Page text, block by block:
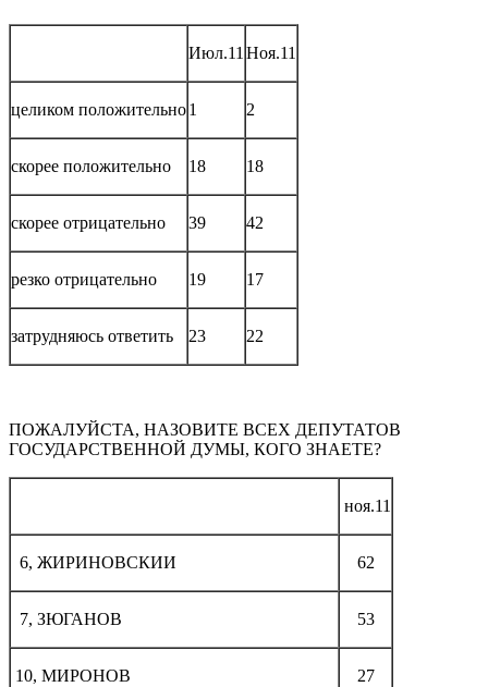
Июл.11 Ноя.11
целиком положительно1 2
скорее положительно 18 18
скорее отрицательно 39 42
резко отрицательно 19 17
затрудняюсь ответить 23 22
ПОЖАЛУЙСТА, НАЗОВИТЕ ВСЕХ ДЕПУТАТОВ
ГОСУДАРСТВЕННОЙ ДУМЫ, КОГО ЗНАЕТЕ?
ноя.11
6, ЖИРИНОВСКИИ 62
7, ЗЮГАНОВ 53
10, МИРОНОВ 27